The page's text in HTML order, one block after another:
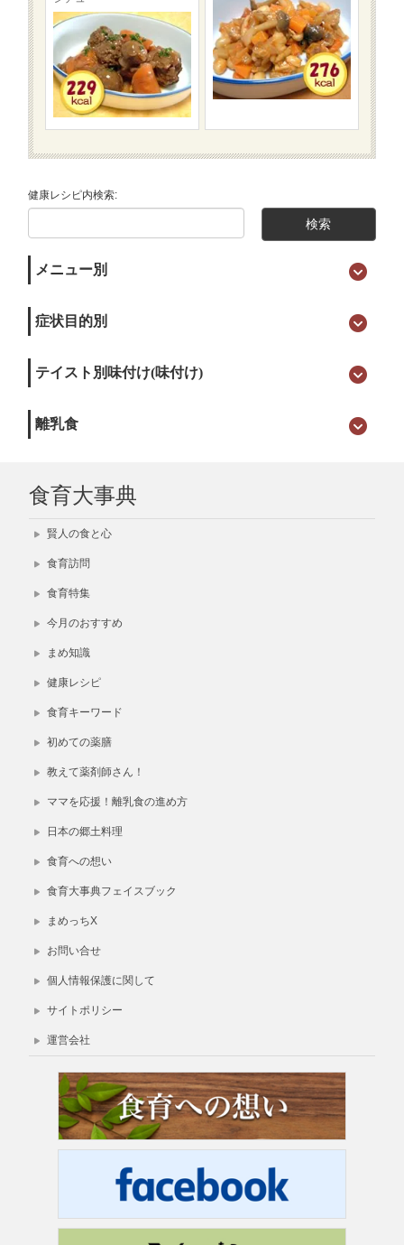
健康レシピ内検索:
メニュー別
症状目的別
テイスト別味付け(味付け)
離乳食
食育大事典
賢人の食と心
食育訪問
食育特集
今月のおすすめ
まめ知識
健康レシピ
食育キーワード
初めての薬膳
教えて薬剤師さん！
ママを応援！離乳食の進め方
日本の郷土料理
食育への想い
食育大事典フェイスブック
まめっちX
お問い合せ
個人情報保護に関して
サイトポリシー
運営会社